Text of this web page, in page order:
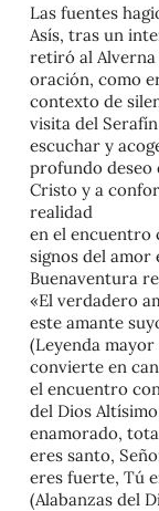
Las fuentes
Asís, tras un
retiró al Alverna
oración, como
contexto de
visita del
escuchar y
profundo deseo
Cristo y a
realidad
en el encuentro
signos del amor
Buenaventura
«El verdadero
este amante
(Leyenda mayor
convierte en
el encuentro
del Dios
enamorado,
eres santo,
eres fuerte, Tú
(Alabanzas del